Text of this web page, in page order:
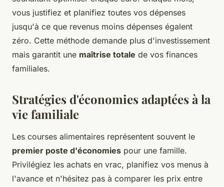
vous justifiez et planifiez toutes vos dépenses
jusqu'à ce que revenus moins dépenses égalent
zéro. Cette méthode demande plus d'investissement
mais garantit une maîtrise totale de vos finances
familiales.
Stratégies d'économies adaptées à la
vie familiale
Les courses alimentaires représentent souvent le
premier poste d'économies pour une famille.
Privilégiez les achats en vrac, planifiez vos menus à
l'avance et n'hésitez pas à comparer les prix entre